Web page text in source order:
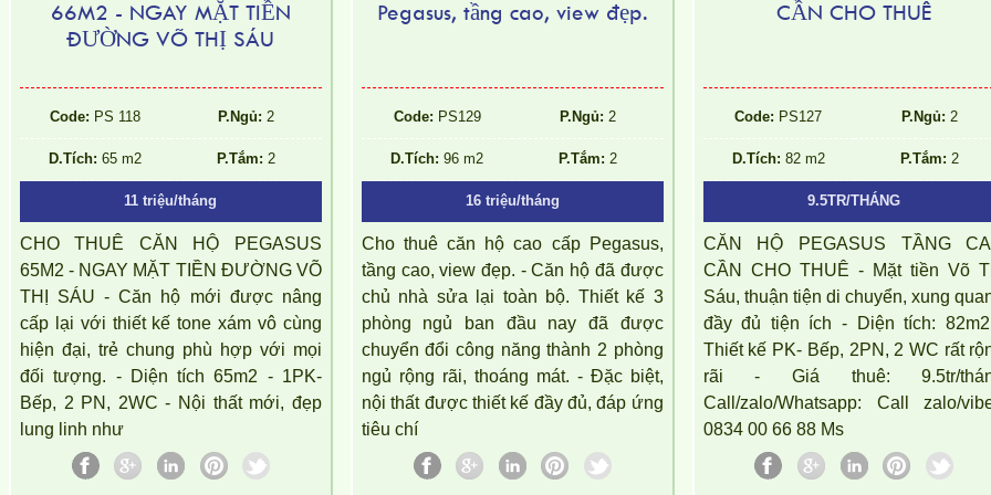
66M2 - NGAY MẶT TIỀN
ĐƯỜNG VÕ THỊ SÁU
Code: PS 118 P.Ngủ: 2
D.Tích: 65 m2 P.Tắm: 2
11 triệu/tháng
CHO THUÊ CĂN HỘ PEGASUS
65M2 - NGAY MẶT TIỀN ĐƯỜNG VÕ
THỊ SÁU - Căn hộ mới được nâng
cấp lại với thiết kế tone xám vô cùng
hiện đại, trẻ chung phù hợp với mọi
đối tượng. - Diện tích 65m2 - 1PK-
Bếp, 2 PN, 2WC - Nội thất mới, đẹp
lung linh như
Pegasus, tầng cao, view đẹp.
Code: PS129 P.Ngủ: 2
D.Tích: 96 m2 P.Tắm: 2
16 triệu/tháng
Cho thuê căn hộ cao cấp Pegasus,
tầng cao, view đẹp. - Căn hộ đã được
chủ nhà sửa lại toàn bộ. Thiết kế 3
phòng ngủ ban đầu nay đã được
chuyển đổi công năng thành 2 phòng
ngủ rộng rãi, thoáng mát. - Đặc biệt,
nội thất được thiết kế đầy đủ, đáp ứng
tiêu chí
CẦN CHO THUÊ
Code: PS127 P.Ngủ: 2
D.Tích: 82 m2 P.Tắm: 2
9.5TR/THÁNG
CĂN HỘ PEGASUS TẦNG
CẦN CHO THUÊ - Mặt tiền Võ
Sáu, thuận tiện di chuyển, xung
đầy đủ tiện ích - Diện tích:
Thiết kế PK- Bếp, 2PN, 2 WC rất
rãi - Giá thuê: 9.5tr/
Call/zalo/Whatsapp: Call zalo/
0834 00 66 88 Ms